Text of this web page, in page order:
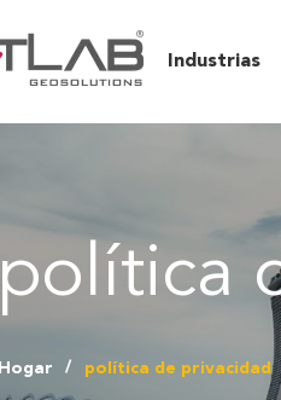
Industrias
política
Hogar política de privacidad